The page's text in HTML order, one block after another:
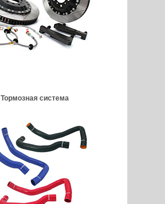
Тормозная система